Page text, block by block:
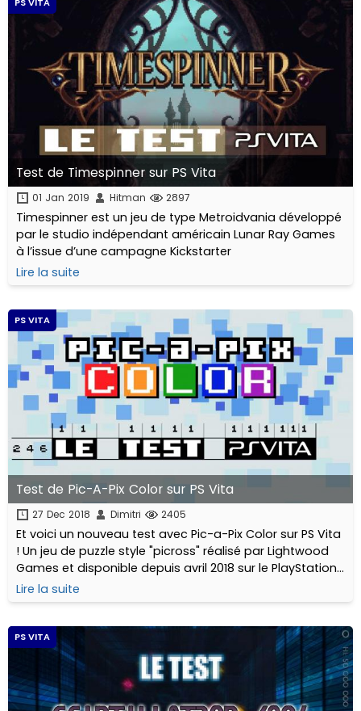
Test de Timespinner sur PS Vita
01 Jan 2019 Hitman 2897
Timespinner est un jeu de type Metroidvania développé
par le studio indépendant américain Lunar Ray Games
à l’issue d’une campagne Kickstarter
Lire la suite
PS VITA
Test de Pic-A-Pix Color sur PS Vita
27 Dec 2018 Dimitri 2405
Et voici un nouveau test avec Pic-a-Pix Color sur PS Vita
! Un jeu de puzzle style "picross" réalisé par Lightwood
Games et disponible depuis avril 2018 sur le PlayStation
Store au prix de 7,99€
Lire la suite
PS VITA